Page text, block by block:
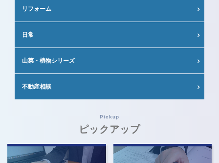
リフォーム
日常
山菜・植物シリーズ
不動産相談
Pickup
ピックアップ